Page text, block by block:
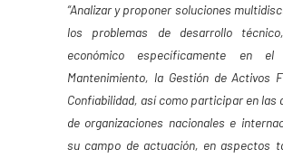
“Analizar y proponer soluciones
los problemas de desarrollo
económico específicamente en
Mantenimiento, la Gestión de Activos
Confiabilidad, así como participar en las
de organizaciones nacionales e
su campo de actuación, en aspectos